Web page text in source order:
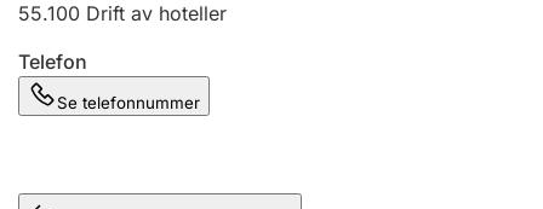
55.100 Drift av hoteller
Telefon
Se telefonnummer